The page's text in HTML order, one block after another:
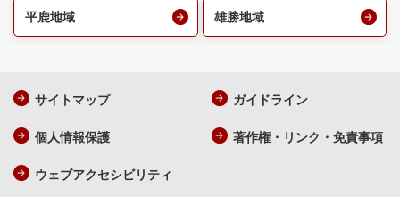
平鹿地域 雄勝地域
サイトマップ ガイドライン
個人情報保護 著作権・リンク・免責事項
ウェブアクセシビリティ